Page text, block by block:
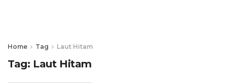
Home Tag Laut Hitam
Tag: Laut Hitam